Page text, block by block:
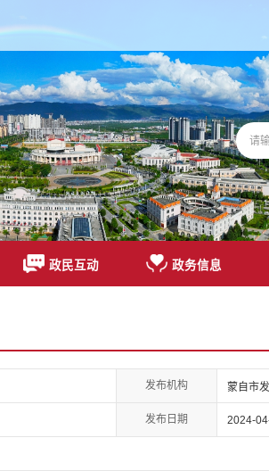
政民互动 政务信息
发布机构 蒙自市
发布日期 2024-